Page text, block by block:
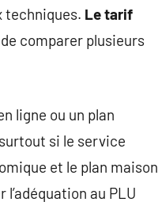
techniques. Le tarif
comparer plusieurs
ligne ou un plan
si le service
et le plan maison
au PLU